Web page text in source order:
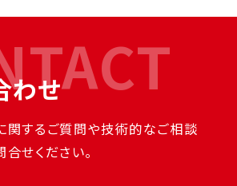
わせ
関するご質問や技術的なご相談
せください。